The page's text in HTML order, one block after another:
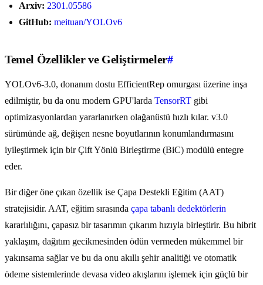
Arxiv: 2301.05586
GitHub: meituan/YOLOv6
Temel Özellikler ve Geliştirmeler#
YOLOv6-3.0, donanım dostu EfficientRep omurgası üzerine inşa
edilmiştir, bu da onu modern GPU'larda TensorRT gibi
optimizasyonlardan yararlanırken olağanüstü hızlı kılar. v3.0
sürümünde ağ, değişen nesne boyutlarının konumlandırmasını
iyileştirmek için bir Çift Yönlü Birleştirme (BiC) modülü entegre
eder.
Bir diğer öne çıkan özellik ise Çapa Destekli Eğitim (AAT)
stratejisidir. AAT, eğitim sırasında çapa tabanlı dedektörlerin
kararlılığını, çapasız bir tasarımın çıkarım hızıyla birleştirir. Bu hibrit
yaklaşım, dağıtım gecikmesinden ödün vermeden mükemmel bir
yakınsama sağlar ve bu da onu akıllı şehir analitiği ve otomatik
ödeme sistemlerinde devasa video akışlarını işlemek için güçlü bir